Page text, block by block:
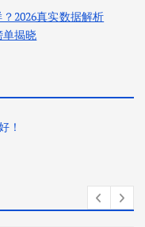
2026真实数据解析
单揭晓
！